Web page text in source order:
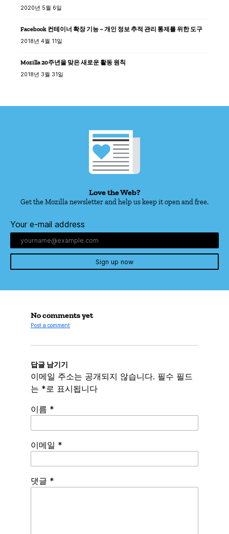
2020년 5월 6일
Facebook 컨테이너 확장 기능 – 개인 정보 추적 관리 통제를 위한 도구
2018년 4월 11일
Mozilla 20주년을 맞은 새로운 활동 원칙
2018년 3월 31일
Love the Web?
Get the Mozilla newsletter and help us keep it open and free.
Your e-mail address
Sign up now
No comments yet
Post a comment
답글 남기기
이메일 주소는 공개되지 않습니다. 필수 필드
는 *로 표시됩니다
이름 *
이메일 *
Spamming
댓글 *